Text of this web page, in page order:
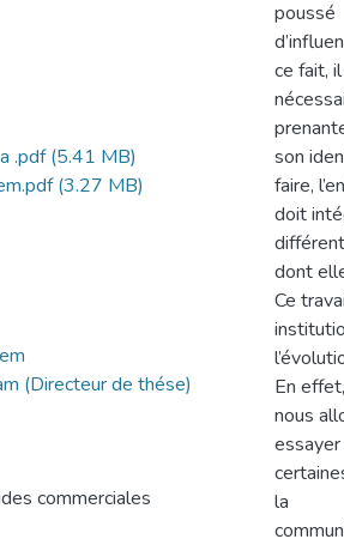
.pdf(5.41 MB)
(3.27 MB)
(Directeur de thése)
commerciales
poussé
ce fait,
son
faire,
doit
dont
Ce
En effet,
nous
la